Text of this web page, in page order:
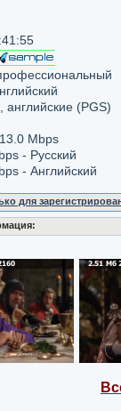
английские (PGS)
Mbps
- Русский
- Английский
для